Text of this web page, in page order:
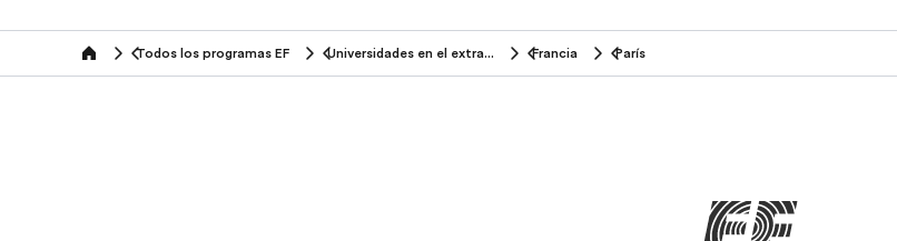
home Todos los programas EF Universidades en el extranjero Francia París